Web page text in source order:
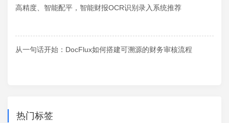
高精度、智能配平，智能财报OCR识别录入系统推荐
从一句话开始：DocFlux如何搭建可溯源的财务审核流程
热门标签